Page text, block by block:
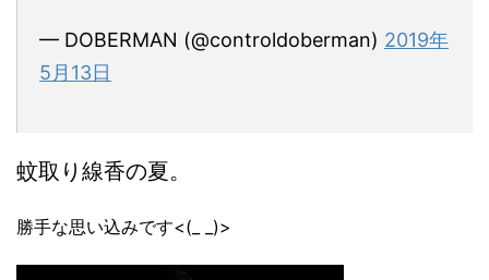
— DOBERMAN (@controldoberman) 2019年
5月13日
蚊取り線香の夏。
勝手な思い込みです<(_ _)>